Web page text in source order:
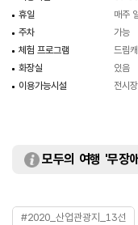
휴일
매주
주차
가능
체험 프로그램
드림
화장실
있음
이용가능시설
전시
모두의 여행 '무장
#2020_산업관광지_13선